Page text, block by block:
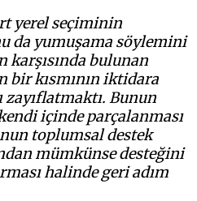
yerel seçiminin
da yumuşama söylemini
karşısında bulunan
bir kısmının iktidara
zayıflatmaktı. Bunun
içinde parçalanması
toplumsal destek
mümkünse desteğini
halinde geri adım